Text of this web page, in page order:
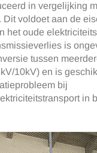
in vergelijking
Dit voldoet aan de
het oude
is
tussen
10kV) en is
bij
in